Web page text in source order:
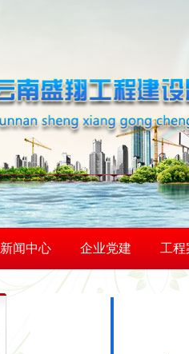
新闻中心 企业党建 工程